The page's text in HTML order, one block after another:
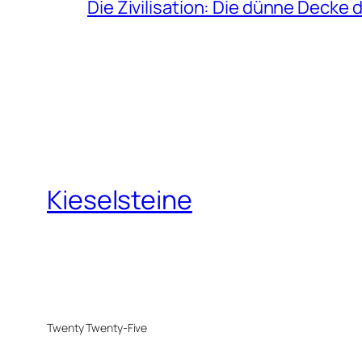
Die Zivilisation: Die dünne Decke
Kieselsteine
Twenty Twenty-Five